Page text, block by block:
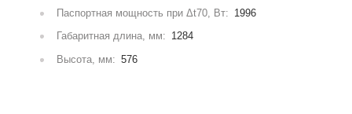
Паспортная мощность при Δt70, Вт: 1996
Габаритная длина, мм: 1284
Высота, мм: 576